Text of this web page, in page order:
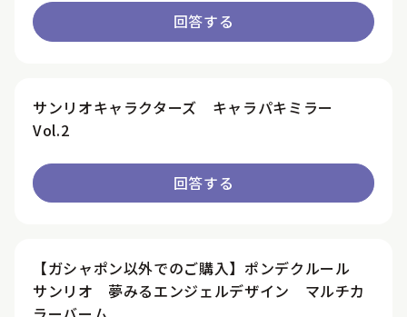
回答する
サンリオキャラクターズ キャラパキミラー
Vol.2
回答する
【ガシャポン以外でのご購入】ポンデクルール
サンリオ 夢みるエンジェルデザイン マルチカ